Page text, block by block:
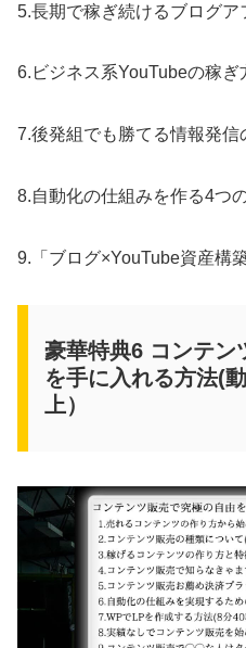
5.長期で稼ぎ続けるブログア
6.ビジネス系YouTubeの稼ぎ
7.後発組でも勝てる情報発信
8.自動化の仕組みを作る4つ
9.「ブログ×YouTube資産構築
豪華特典6 コンテン
を手に入れる方法(
上）